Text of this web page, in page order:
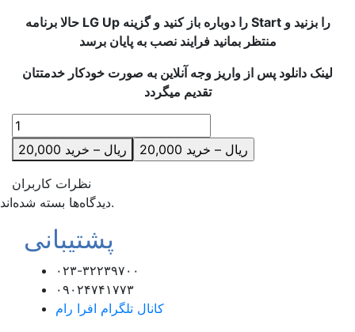
حالا برنامه LG Up را دوباره باز کنید و گزینه Start را بزنید و
منتظر بمانید فرایند نصب به پایان برسد
لینک دانلود پس از واریز وجه آنلاین به صورت خودکار خدمتتان
تقدیم میگردد
20,000 ریال – خرید
نظرات کاربران
دیدگاه‌ها بسته شده‌اند.
پشتیبانی
۰۲۳-۳۲۲۳۹۷۰۰
۰۹۰۲۴۷۴۱۷۷۳
کانال تلگرام افرا رام